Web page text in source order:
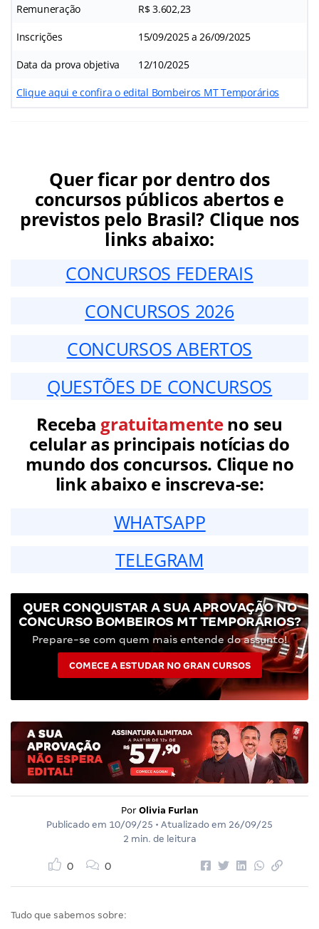
Remuneração R$ 3.602,23
Inscrições 15/09/2025 a 26/09/2025
Data da prova objetiva 12/10/2025
Clique aqui e confira o edital Bombeiros MT Temporários
Quer ficar por dentro dos
concursos públicos abertos e
previstos pelo Brasil? Clique nos
links abaixo:
CONCURSOS FEDERAIS
CONCURSOS 2026
CONCURSOS ABERTOS
QUESTÕES DE CONCURSOS
Receba gratuitamenteno seu
celular as principais notícias do
mundo dos concursos. Clique no
link abaixo e inscreva-se:
WHATSAPP
TELEGRAM
QUER CONQUISTAR A SUA APROVAÇÃO NO
CONCURSO BOMBEIROS MT TEMPORÁRIOS?
Prepare-se com quem mais entende do assunto!
COMECE A ESTUDAR NO GRAN CURSOS
Por Olivia Furlan
Publicado em 10/09/25 • Atualizado em 26/09/25
2 min. de leitura
0 0
Tudo que sabemos sobre: